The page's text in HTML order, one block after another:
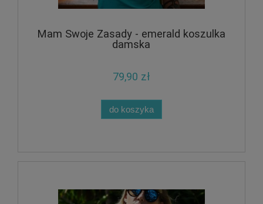
Mam Swoje Zasady - emerald koszulka
damska
79,90 zł
do koszyka